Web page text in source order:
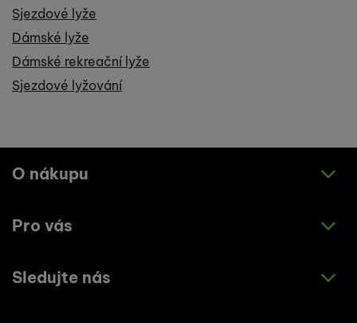
Sjezdové lyže
Dámské lyže
Dámské rekreační lyže
Sjezdové lyžování
O nákupu
Jak nakupovat
Zásady ochrany osobních údajů
Pro vás
O nás
Sledujte nás